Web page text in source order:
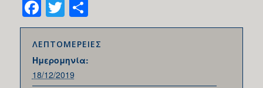
Facebook
TwitterShare
ΛΕΠΤΟΜΕΡΕΙΕΣ
Ημερομηνία:
18/12/2019